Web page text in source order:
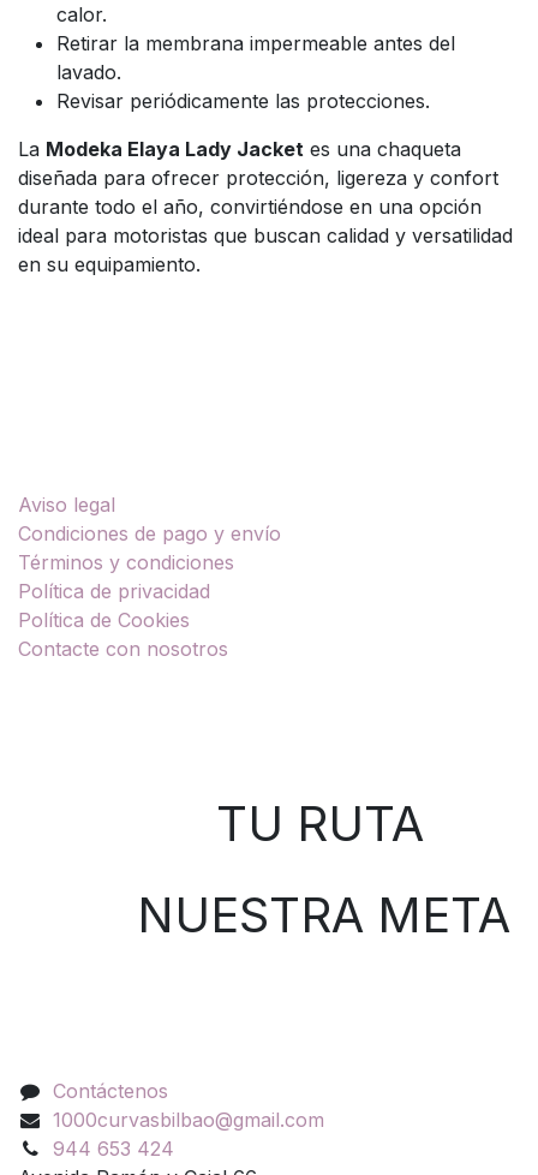
calor.
Retirar la membrana impermeable antes del
lavado.
Revisar periódicamente las protecciones.
La Modeka Elaya Lady Jacket es una chaqueta
diseñada para ofrecer protección, ligereza y confort
durante todo el año, convirtiéndose en una opción
ideal para motoristas que buscan calidad y versatilidad
en su equipamiento.
Aviso legal
Condiciones de pago y envío
Términos y condiciones
Política de privacidad
Política de Cookies
Contacte con nosotros
TU RUTA
NUESTRA META
Contáctenos
1000curvasbilbao@gmail.com
944 653 424